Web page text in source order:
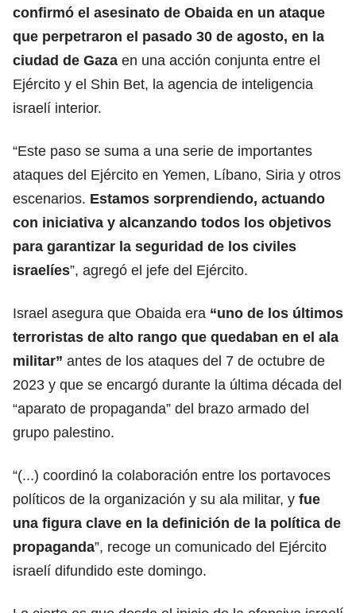
confirmó el asesinato de Obaida en un ataque
que perpetraron el pasado 30 de agosto, en la
ciudad de Gaza en una acción conjunta entre el
Ejército y el Shin Bet, la agencia de inteligencia
israelí interior.
“Este paso se suma a una serie de importantes
ataques del Ejército en Yemen, Líbano, Siria y otros
escenarios. Estamos sorprendiendo, actuando
con iniciativa y alcanzando todos los objetivos
para garantizar la seguridad de los civiles
israelíes”, agregó el jefe del Ejército.
Israel asegura que Obaida era “uno de los últimos
terroristas de alto rango que quedaban en el ala
militar” antes de los ataques del 7 de octubre de
2023 y que se encargó durante la última década del
“aparato de propaganda” del brazo armado del
grupo palestino.
“(...) coordinó la colaboración entre los portavoces
políticos de la organización y su ala militar, y fue
una figura clave en la definición de la política de
propaganda”, recoge un comunicado del Ejército
israelí difundido este domingo.